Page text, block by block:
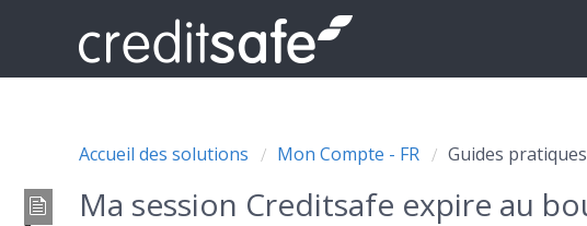
Accueil des solutions Mon Compte - FR Guides
Ma session Creditsafe expire au